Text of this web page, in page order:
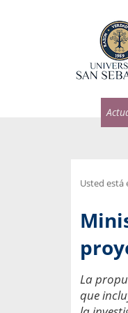
Usted está
La
que
por incapacidad